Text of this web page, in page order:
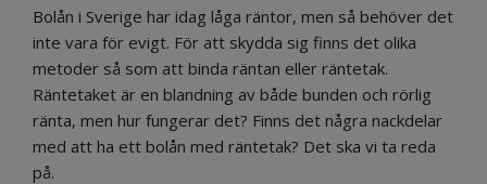
Bolån i Sverige har idag låga räntor, men så behöver det
inte vara för evigt. För att skydda sig finns det olika
metoder så som att binda räntan eller räntetak.
Räntetaket är en blandning av både bunden och rörlig
ränta, men hur fungerar det? Finns det några nackdelar
med att ha ett bolån med räntetak? Det ska vi ta reda
på.